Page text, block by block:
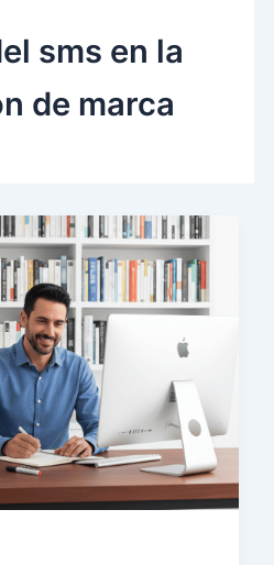
sms en la
de marca